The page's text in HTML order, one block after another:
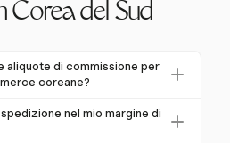
Corea del Sud
aliquote di commissione per
coreane?
possono variare a
Ad esempio, Coupang
nel mio margine di